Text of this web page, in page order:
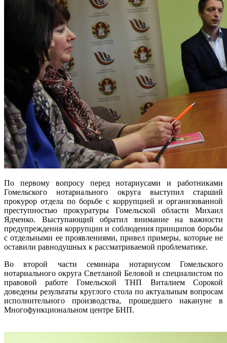
По первому вопросу перед нотариусами и работниками
Гомельского нотариального округа выступил старший
прокурор отдела по борьбе с коррупцией и организованной
преступностью прокуратуры Гомельской области Михаил
Ядченко. Выступающий обратил внимание на важности
предупреждения коррупции и соблюдения принципов борьбы
с отдельными ее проявлениями, привел примеры, которые не
оставили равнодушных к рассматриваемой проблематике.
Во второй части семинара нотариусом Гомельского
нотариального округа Светланой Беловой и специалистом по
правовой работе Гомельской ТНП Виталием Сорокой
доведены результаты круглого стола по актуальным вопросам
исполнительного производства, прошедшего накануне в
Многофункциональном центре БНП.